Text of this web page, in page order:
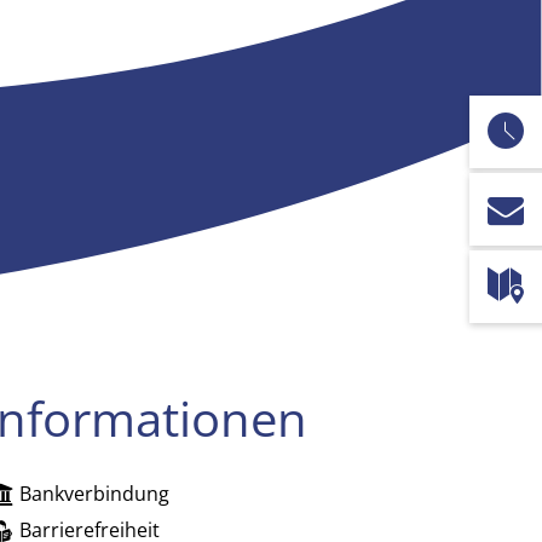
Bankverbindung
Barrierefreiheit